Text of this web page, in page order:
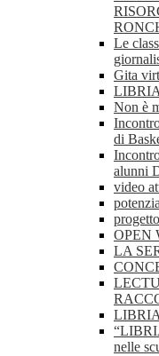
Le
Gita
Non è
di
alunni
video
OPEN
LA
nelle